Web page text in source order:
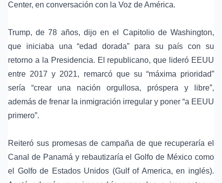
Center, en conversación con la Voz de América.
Trump, de 78 años, dijo en el Capitolio de Washington,
que iniciaba una “edad dorada” para su país con su
retorno a la Presidencia. El republicano, que lideró EEUU
entre 2017 y 2021, remarcó que su “máxima prioridad”
sería “crear una nación orgullosa, próspera y libre”,
además de frenar la inmigración irregular y poner “a EEUU
primero”.
Reiteró sus promesas de campaña de que recuperaría el
Canal de Panamá y rebautizaría el Golfo de México como
el Golfo de Estados Unidos (Gulf of America, en inglés).